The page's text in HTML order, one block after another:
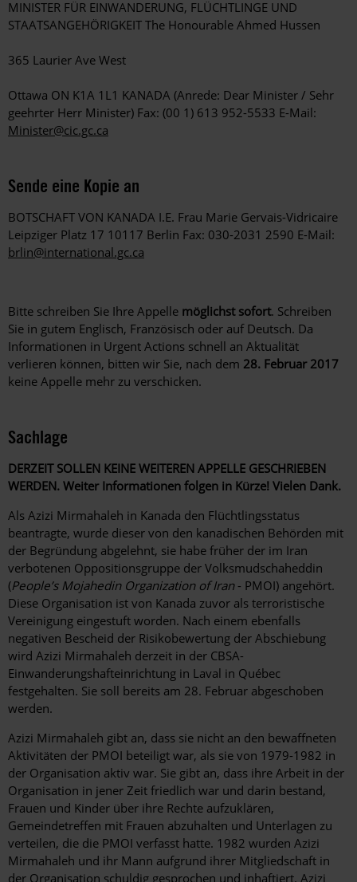
MINISTER FÜR EINWANDERUNG, FLÜCHTLINGE UND
STAATSANGEHÖRIGKEIT The Honourable Ahmed Hussen
365 Laurier Ave West
Ottawa ON K1A 1L1 KANADA (Anrede: Dear Minister / Sehr
geehrter Herr Minister) Fax: (00 1) 613 952-5533 E-Mail:
Minister@cic.gc.ca
Sende eine Kopie an
BOTSCHAFT VON KANADA I.E. Frau Marie Gervais-Vidricaire
Leipziger Platz 17 10117 Berlin Fax: 030-2031 2590 E-Mail:
brlin@international.gc.ca
Bitte schreiben Sie Ihre Appelle möglichst sofort. Schreiben
Sie in gutem Englisch, Französisch oder auf Deutsch. Da
Informationen in Urgent Actions schnell an Aktualität
verlieren können, bitten wir Sie, nach dem 28. Februar 2017
keine Appelle mehr zu verschicken.
Sachlage
DERZEIT SOLLEN KEINE WEITEREN APPELLE GESCHRIEBEN
WERDEN. Weiter Informationen folgen in Kürze! Vielen Dank.
Als Azizi Mirmahaleh in Kanada den Flüchtlingsstatus
beantragte, wurde dieser von den kanadischen Behörden mit
der Begründung abgelehnt, sie habe früher der im Iran
verbotenen Oppositionsgruppe der Volksmudschaheddin
(People’s Mojahedin Organization of Iran- PMOI) angehört.
Diese Organisation ist von Kanada zuvor als terroristische
Vereinigung eingestuft worden. Nach einem ebenfalls
negativen Bescheid der Risikobewertung der Abschiebung
wird Azizi Mirmahaleh derzeit in der CBSA-
Einwanderungshafteinrichtung in Laval in Québec
festgehalten. Sie soll bereits am 28. Februar abgeschoben
werden.
Azizi Mirmahaleh gibt an, dass sie nicht an den bewaffneten
Aktivitäten der PMOI beteiligt war, als sie von 1979-1982 in
der Organisation aktiv war. Sie gibt an, dass ihre Arbeit in der
Organisation in jener Zeit friedlich war und darin bestand,
Frauen und Kinder über ihre Rechte aufzuklären,
Gemeindetreffen mit Frauen abzuhalten und Unterlagen zu
verteilen, die die PMOI verfasst hatte. 1982 wurden Azizi
Mirmahaleh und ihr Mann aufgrund ihrer Mitgliedschaft in
der Organisation schuldig gesprochen und inhaftiert. Azizi